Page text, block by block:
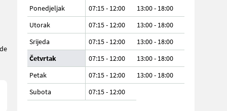
Ponedjeljak 07:15 - 12:00
13:00 - 18:00
Utorak
07:15 - 12:00
13:00 - 18:00
Srijeda
07:15 - 12:00
13:00 - 18:00
Četvrtak
07:15 - 12:00
13:00 - 18:00
Petak
07:15 - 12:00
13:00 - 18:00
Subota
07:15- 12:00